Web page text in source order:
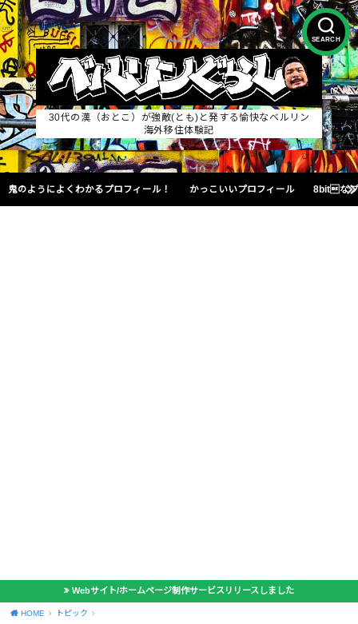
SEARCH
30代の漢（おとこ）が強敵(とも)と発する愉快なベルリン
海外移住体験記
鬼のようによくわかるプロフィール！ かっこいいプロフィール 8bitな
Webサイト/ホームページ制作サービスリリースしました
HOME トピック